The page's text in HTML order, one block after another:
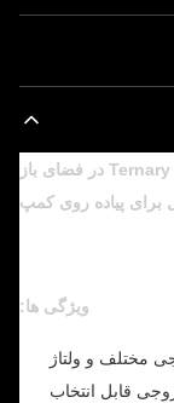
چگالی انرژی بالا طول عمر چرخه 26650 باتری Ternary در فضای باز
برای پیاده روی کمپ
ویژگی ها:
مختلف و ولتاژ
قابل انتخاب